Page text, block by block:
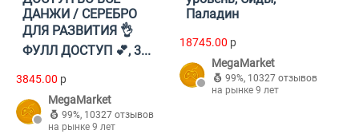
ДАНЖИ / СЕРЕБРО
ДЛЯ РАЗВИТИЯ 👌
ФУЛЛ ДОСТУП 💕, 3...
3845.00 p
MegaMarket
99%, 10327 отзывов
на рынке 9 лет
Паладин
18745.00 p
MegaMarket
99%, 10327 отзывов
на рынке 9 лет